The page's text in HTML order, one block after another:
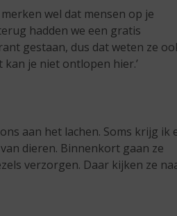
wel dat mensen op je
hadden we een gratis
gestaan, dus dat weten ze
je niet ontlopen hier.’
aan het lachen. Soms krijg ik
dieren. Binnenkort gaan ze
verzorgen. Daar kijken ze